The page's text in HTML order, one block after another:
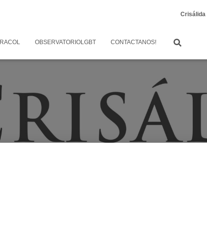
Crisálida
OBSERVATORIOLGBT CONTACTANOS!